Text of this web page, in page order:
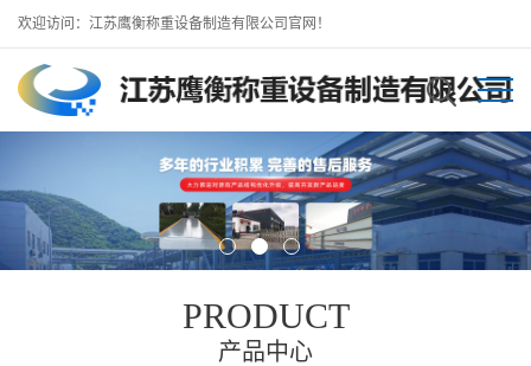
欢迎访问：江苏鹰衡称重设备制造有限公司官网！
PRODUCT
产品中心